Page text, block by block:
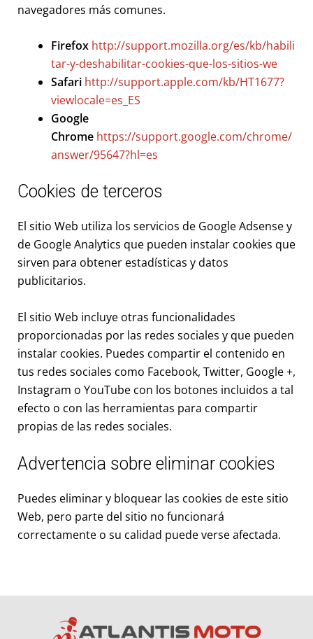
navegadores más comunes.
Firefox http://support.mozilla.org/es/kb/habili
tar-y-deshabilitar-cookies-que-los-sitios-we
Safari http://support.apple.com/kb/HT1677?
viewlocale=es_ES
Google
Chrome https://support.google.com/chrome/
answer/95647?hl=es
Cookies de terceros
El sitio Web utiliza los servicios de Google Adsense y
de Google Analytics que pueden instalar cookies que
sirven para obtener estadísticas y datos
publicitarios.
El sitio Web incluye otras funcionalidades
proporcionadas por las redes sociales y que pueden
instalar cookies. Puedes compartir el contenido en
tus redes sociales como Facebook, Twitter, Google +,
Instagram o YouTube con los botones incluidos a tal
efecto o con las herramientas para compartir
propias de las redes sociales.
Advertencia sobre eliminar cookies
Puedes eliminar y bloquear las cookies de este sitio
Web, pero parte del sitio no funcionará
correctamente o su calidad puede verse afectada.